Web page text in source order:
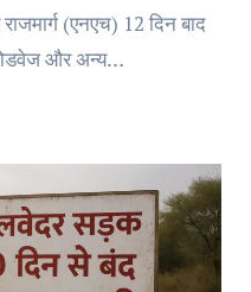
और अन्य…